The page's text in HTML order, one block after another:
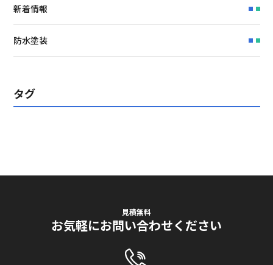
新着情報
防水塗装
タグ
見積無料
お気軽にお問い合わせください